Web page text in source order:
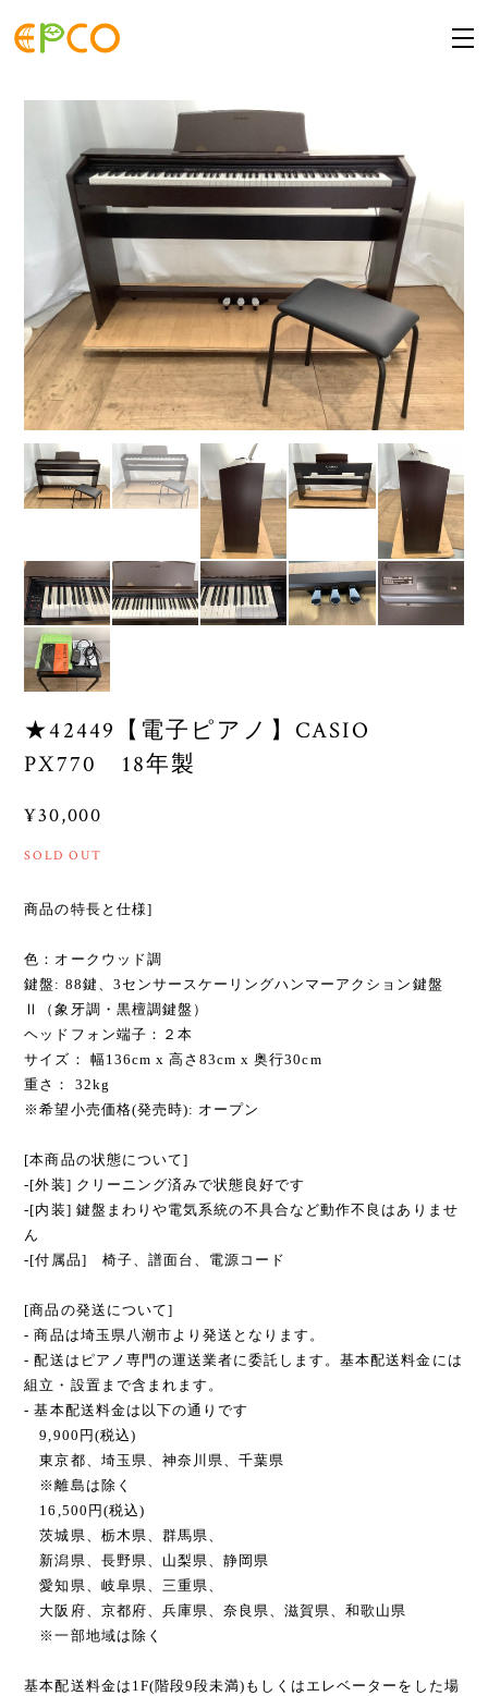
★42449【電子ピアノ】CASIO
PX770 18年製
¥30,000
SOLD OUT
商品の特長と仕様]
色：オークウッド調
鍵盤: 88鍵、3センサースケーリングハンマーアクション鍵盤
Ⅱ（象牙調・黒檀調鍵盤）
ヘッドフォン端子：２本
サイズ： 幅136cm x 高さ83cm x 奥行30cm
重さ： 32kg
※希望小売価格(発売時): オープン
[本商品の状態について]
-[外装] クリーニング済みで状態良好です
-[内装] 鍵盤まわりや電気系統の不具合など動作不良はありませ
ん
-[付属品] 椅子、譜面台、電源コード
[商品の発送について]
- 商品は埼玉県八潮市より発送となります。
- 配送はピアノ専門の運送業者に委託します。基本配送料金には
組立・設置まで含まれます。
- 基本配送料金は以下の通りです
9,900円(税込)
東京都、埼玉県、神奈川県、千葉県
※離島は除く
16,500円(税込)
茨城県、栃木県、群馬県、
新潟県、長野県、山梨県、静岡県
愛知県、岐阜県、三重県、
大阪府、京都府、兵庫県、奈良県、滋賀県、和歌山県
※一部地域は除く
基本配送料金は1F(階段9段未満)もしくはエレベーターをした場